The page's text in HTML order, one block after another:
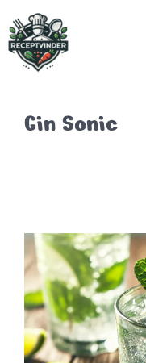
Gin Sonic